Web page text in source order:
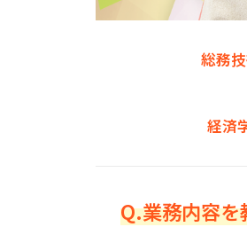
総務
経済
Q.業務内容を